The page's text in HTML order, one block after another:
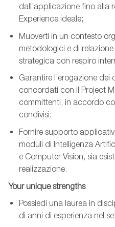
dall’applicazione fino alla
Experience ideale;
Muoverti in un contesto
metodologici e di
strategica con respiro
Garantire l’erogazione
concordati con il Project
committenti, in accordo
condivisi;
Fornire supporto
moduli di Intelligenza
e Computer Vision, sia
realizzazione.
Your unique strengths
Possiedi una laurea in
di anni di esperienza nel